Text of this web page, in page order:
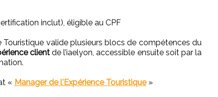
inclut), éligible au CPF
Touristique valide plusieurs blocs de compétences du
clientde l’iaelyon, accessible ensuite soit par la
« Manager de l'Expérience Touristique»